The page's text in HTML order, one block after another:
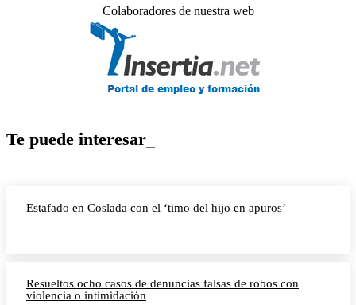
Colaboradores de nuestra web
Te puede interesar_
Estafado en Coslada con el ‘timo del hijo en apuros’
Resueltos ocho casos de denuncias falsas de robos con
violencia o intimidación